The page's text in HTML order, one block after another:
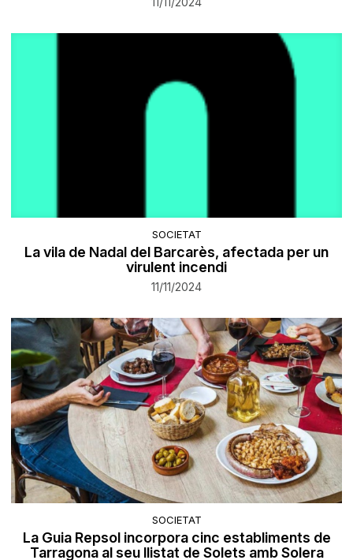
SOCIETAT
La vila de Nadal del Barcarès, afectada per un
virulent incendi
11/11/2024
SOCIETAT
La Guia Repsol incorpora cinc establiments de
Tarragona al seu llistat de Solets amb Solera